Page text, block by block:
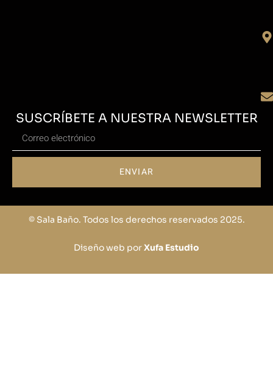
SUSCRÍBETE A NUESTRA NEWSLETTER
ENVIAR
© Sala Baño. Todos los derechos reservados 2025.
Diseño web porXufa Estudio